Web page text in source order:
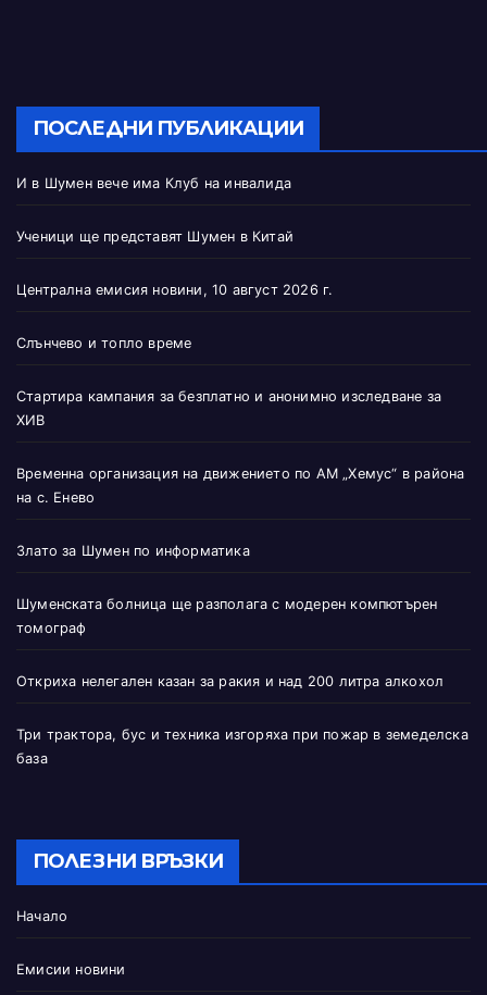
ПОСЛЕДНИ ПУБЛИКАЦИИ
И в Шумен вече има Клуб на инвалида
Ученици ще представят Шумен в Китай
Централна емисия новини, 10 август 2026 г.
Слънчево и топло време
Стартира кампания за безплатно и анонимно изследване за
ХИВ
Временна организация на движението по АМ „Хемус“ в района
на с. Енево
Злато за Шумен по информатика
Шуменската болница ще разполага с модерен компютърен
томограф
Откриха нелегален казан за ракия и над 200 литра алкохол
Три трактора, бус и техника изгоряха при пожар в земеделска
база
ПОЛЕЗНИ ВРЪЗКИ
Начало
Емисии новини